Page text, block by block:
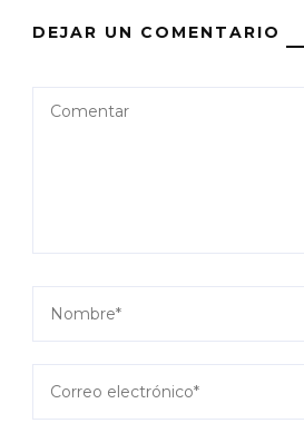
DEJAR UN COMENTARIO